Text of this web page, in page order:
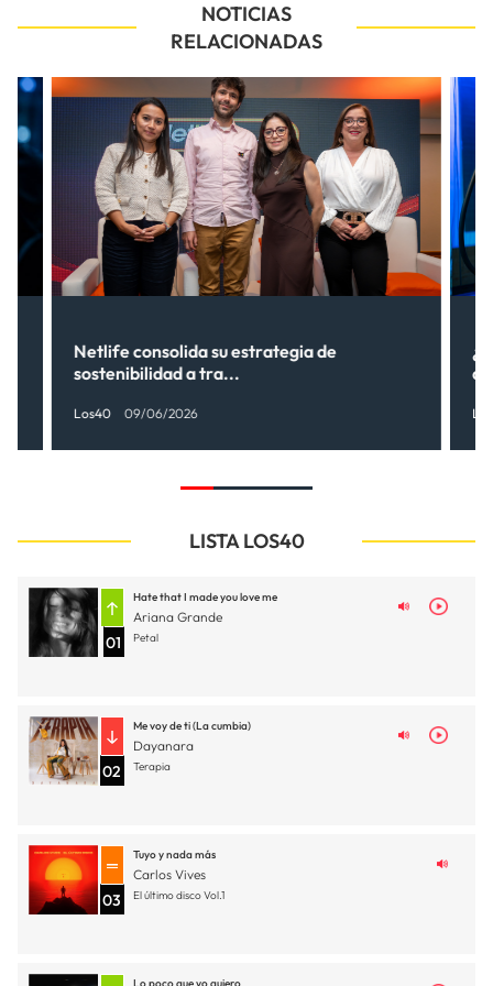
NOTICIAS
RELACIONADAS
Netlife consolida su estrategia de
sostenibilidad a tra...
Los40 09/06/2026
LISTA LOS40
01
Hate that I made you love me
Ariana Grande
Petal
02
Me voy de ti (La cumbia)
Dayanara
Terapia
03
Tuyo y nada más
Carlos Vives
El último disco Vol.1